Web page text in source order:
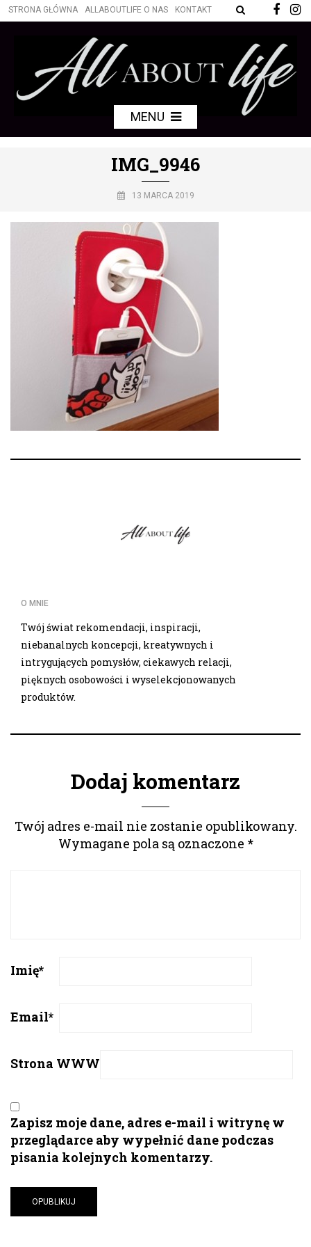
STRONA GŁÓWNA ALLABOUTLIFE O NAS KONTAKT
MENU
IMG_9946
13 MARCA 2019
O MNIE
Twój świat rekomendacji, inspiracji,
niebanalnych koncepcji, kreatywnych i
intrygujących pomysłów, ciekawych relacji,
pięknych osobowości i wyselekcjonowanych
produktów.
Dodaj komentarz
Twój adres e-mail nie zostanie opublikowany.
Wymagane pola są oznaczone *
Imię*
Email*
Strona WWW
Zapisz moje dane, adres e-mail i witrynę w
przeglądarce aby wypełnić dane podczas
pisania kolejnych komentarzy.